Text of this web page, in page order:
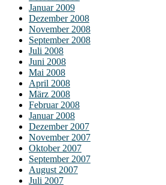
Januar 2009
Dezember 2008
November 2008
September 2008
Juli 2008
Juni 2008
Mai 2008
April 2008
März 2008
Februar 2008
Januar 2008
Dezember 2007
November 2007
Oktober 2007
September 2007
August 2007
Juli 2007